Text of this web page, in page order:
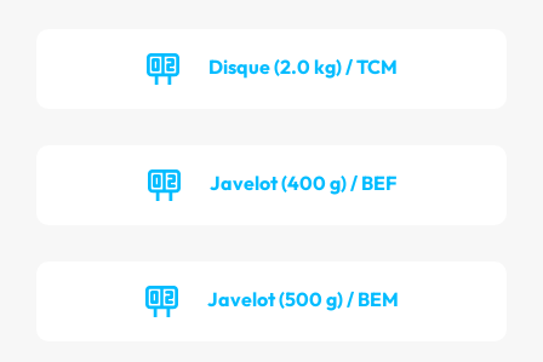
Disque (2.0 kg) / TCM
Javelot (400 g) / BEF
Javelot (500 g) / BEM